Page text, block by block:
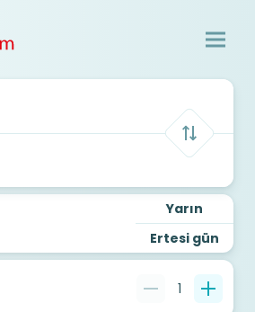
Yarın
Ertesi gün
1